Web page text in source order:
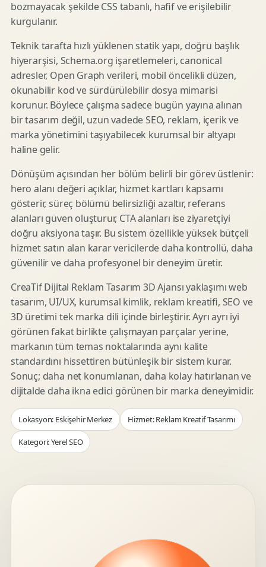
bozmayacak şekilde CSS tabanlı, hafif ve erişilebilir
kurgulanır.
Teknik tarafta hızlı yüklenen statik yapı, doğru başlık
hiyerarşisi, Schema.org işaretlemeleri, canonical
adresler, Open Graph verileri, mobil öncelikli düzen,
okunabilir kod ve sürdürülebilir dosya mimarisi
korunur. Böylece çalışma sadece bugün yayına alınan
bir tasarım değil, uzun vadede SEO, reklam, içerik ve
marka yönetimini taşıyabilecek kurumsal bir altyapı
haline gelir.
Dönüşüm açısından her bölüm belirli bir görev üstlenir:
hero alanı değeri açıklar, hizmet kartları kapsamı
gösterir, süreç bölümü belirsizliği azaltır, referans
alanları güven oluşturur, CTA alanları ise ziyaretçiyi
doğru aksiyona taşır. Bu sistem özellikle yüksek bütçeli
hizmet satın alan karar vericilerde daha kontrollü, daha
güvenilir ve daha profesyonel bir deneyim üretir.
CreaTif Dijital Reklam Tasarım 3D Ajansı yaklaşımı web
tasarım, UI/UX, kurumsal kimlik, reklam kreatifi, SEO ve
3D üretimi tek marka dili içinde birleştirir. Ayrı ayrı iyi
görünen fakat birlikte çalışmayan parçalar yerine,
markanın tüm temas noktalarında aynı kalite
standardını hissettiren bütünleşik bir sistem kurar.
Sonuç; daha net konumlanan, daha kolay hatırlanan ve
dijitalde daha ikna edici görünen bir marka deneyimidir.
Lokasyon: Eskişehir Merkez Hizmet: Reklam Kreatif Tasarımı
Kategori: Yerel SEO